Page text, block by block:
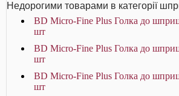
Недорогими товарами в категорії
BD Micro-Fine Plus Голка до
шт
BD Micro-Fine Plus Голка до
шт
BD Micro-Fine Plus Голка до
шт